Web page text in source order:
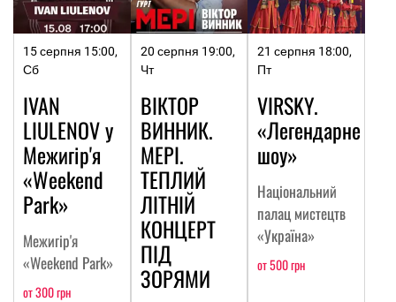
15 серпня 15:00,
Сб
IVAN
LIULENOV у
Межигір'я
«Weekend
Park»
Межигір'я
«Weekend Park»
от 300 грн
20 серпня 19:00,
Чт
ВІКТОР
ВИННИК.
МЕРІ.
ТЕПЛИЙ
ЛІТНІЙ
КОНЦЕРТ
ПІД
ЗОРЯМИ
21 серпня 18:00,
Пт
VIRSKY.
«Легендарне
шоу»
Національний
палац мистецтв
«Україна»
от 500 грн